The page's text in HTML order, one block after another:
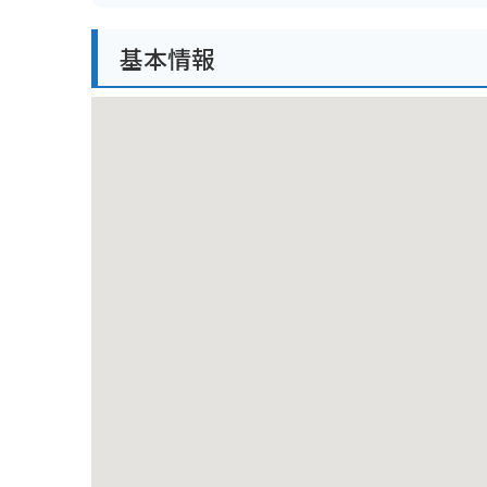
るため、公共交通機関の利用をおすすめします。
基本情報